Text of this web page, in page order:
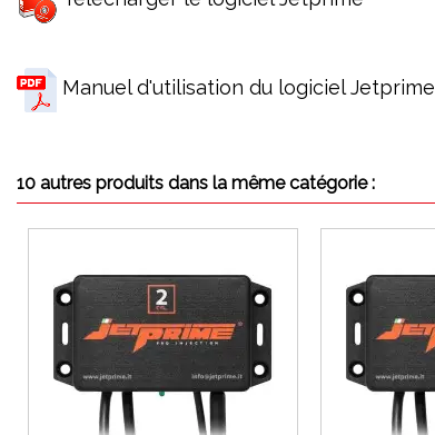
Manuel d'utilisation du logiciel Jetprime
10 autres produits dans la même catégorie :